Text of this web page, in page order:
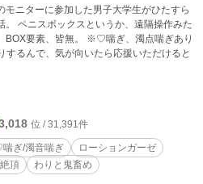
モニターに参加した男子大学生がひたすら
作みた
BOX要素、皆無。 ※♡喘ぎ、濁点喘ぎあり
するんで、気が向いたら応援いただけると
位 / 31,391件
ぎ/濁音喘ぎ
ローションガーゼ
頂 わりと鬼畜め